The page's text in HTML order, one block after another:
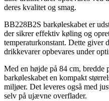
deres kvalitet og smag.
BB228B2S barkøleskabet er
der sikrer effektiv køling og
temperaturkonstant. Dette giver
drikkevarer opbevares under
Med en højde på 84 cm, bredde
barkøleskabet en kompakt
miljøer. Det leveres også med
selv på ujævne overflader.